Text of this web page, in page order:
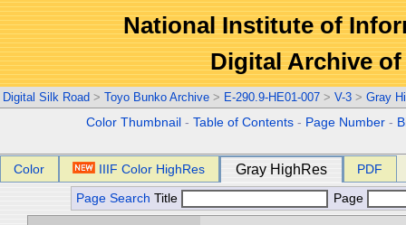
National Institute of
Digital Archive
Digital Silk Road > Toyo Bunko Archive > E-290.9-HE01-007 > V-3 > Gray
Color Thumbnail -Table of Contents - Page Number -
Color IIIF Color HighRes Gray HighRes PDF
Page Search Title Page